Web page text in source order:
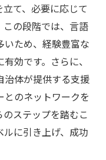
て、必要に応じて
の段階では、言語
ため、経験豊富な
効です。さらに、
治体が提供する支援
のネットワークを
ステップを踏むこ
に引き上げ、成功